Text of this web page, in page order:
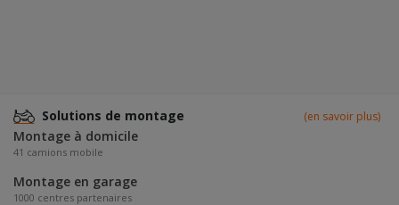
Solutions de montage (en savoir plus)
Montage à domicile
41 camions mobile
Montage en garage
1000 centres partenaires